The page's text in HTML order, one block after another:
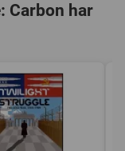
Carbon har